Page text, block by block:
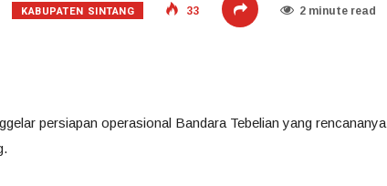
KABUPATEN SINTANG 33 2 minute read
persiapan operasional Bandara Tebelian yang rencananya